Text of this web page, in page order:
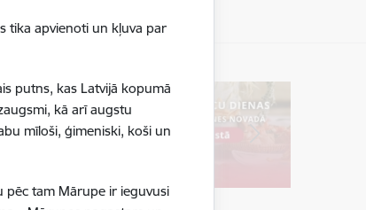
tika apvienoti un kļuva par
putns, kas Latvijā kopumā
kā arī augstu
mīloši, ģimeniski, koši un
pēc tam Mārupe ir ieguvusi